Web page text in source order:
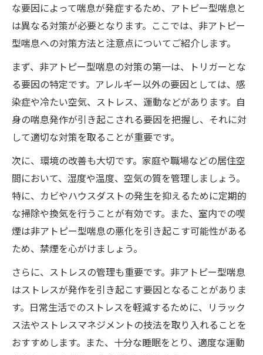
な要因によって喘息が発症するため、アトピー型喘息と
は異なる対策が必要となります。ここでは、非アトピー
型喘息への対策方法と注意点についてご紹介します。
まず、非アトピー型喘息の対策の第一は、トリガーとな
る要因の特定です。アレルギー以外の要因としては、感
染症や冷たい空気、ストレス、運動などがあります。自
身の喘息発作が引き起こされる要因を把握し、それに対
して適切な対策を取ることが重要です。
次に、環境の改善も大切です。家庭や職場などの居住空
間において、湿度や温度、空気の質を管理しましょう。
特に、カビやハウスダストの発生を抑えるために定期的
な掃除や換気を行うことが有効です。また、室内での喫
煙は非アトピー型喘息の悪化を引き起こす可能性がある
ため、禁煙を心がけましょう。
さらに、ストレスの管理も重要です。非アトピー型喘息
はストレスが発作を引き起こす要因となることがありま
す。日常生活でのストレスを軽減するために、リラック
ス法やストレスマネジメントの技法を取り入れることを
おすすめします。また、十分な睡眠をとり、適度な運動